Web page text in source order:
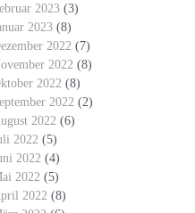
2023 (3)
2023 (8)
2022 (7)
2022 (8)
2022 (8)
2022 (2)
2022 (6)
2022 (5)
2022 (4)
2022 (5)
2022 (8)